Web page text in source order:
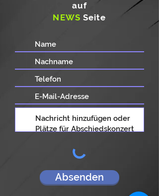
auf
NEWS Seite
Absenden